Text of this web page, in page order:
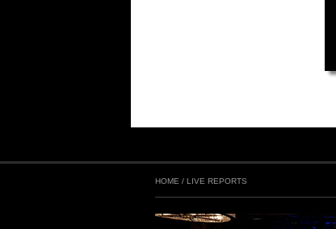
HOME / LIVE REPORTS